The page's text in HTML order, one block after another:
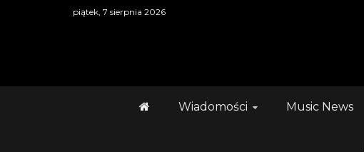
piątek, 7 sierpnia 2026
Wiadomości Music News